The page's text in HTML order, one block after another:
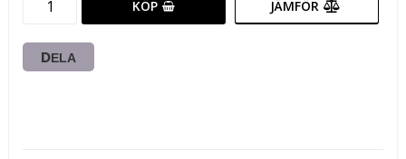
KÖP JÄMFÖR
DELA